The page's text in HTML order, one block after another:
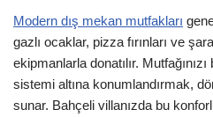
Modern dış mekan mutfakları
gazlı ocaklar, pizza fırınları ve
ekipmanlarla donatılır.
sistemi altına konumlandırmak,
sunar. Bahçeli villanızda bu